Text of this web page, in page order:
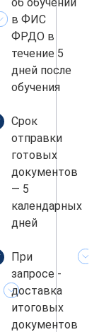
в ФИС
ФРДО в
течение 5
дней после
обучения
Срок
отправки
готовых
документов
— 5
календарных
дней
При
запросе -
доставка
итоговых
документов